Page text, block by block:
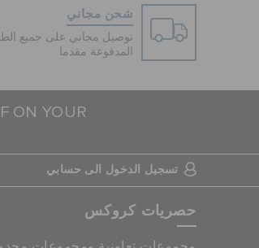
شحن مجاني
توصيل مجاني على جميع
المدفوعة مقدما
ON YOUR
تسجيل الدخول الى حسابي
حصريات كروكس